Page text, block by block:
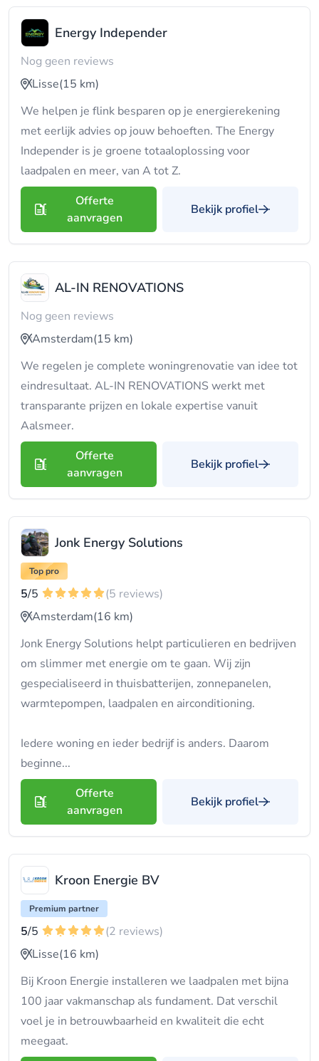
Energy Independer
Nog geen reviews
Lisse(15 km)
We helpen je flink besparen op je energierekening
met eerlijk advies op jouw behoeften. The Energy
Independer is je groene totaaloplossing voor
laadpalen en meer, van A tot Z.
Offerte
aanvragen
Bekijk profiel
AL-IN RENOVATIONS
Nog geen reviews
Amsterdam(15 km)
We regelen je complete woningrenovatie van idee tot
eindresultaat. AL-IN RENOVATIONS werkt met
transparante prijzen en lokale expertise vanuit
Aalsmeer.
Offerte
aanvragen
Bekijk profiel
Jonk Energy Solutions
Top pro
5/5
(5 reviews)
Amsterdam(16 km)
Jonk Energy Solutions helpt particulieren en bedrijven
om slimmer met energie om te gaan. Wij zijn
gespecialiseerd in thuisbatterijen, zonnepanelen,
warmtepompen, laadpalen en airconditioning.
Iedere woning en ieder bedrijf is anders. Daarom
beginne...
Offerte
aanvragen
Bekijk profiel
Kroon Energie BV
Premium partner
5/5
(2 reviews)
Lisse(16 km)
Bij Kroon Energie installeren we laadpalen met bijna
100 jaar vakmanschap als fundament. Dat verschil
voel je in betrouwbaarheid en kwaliteit die echt
meegaat.